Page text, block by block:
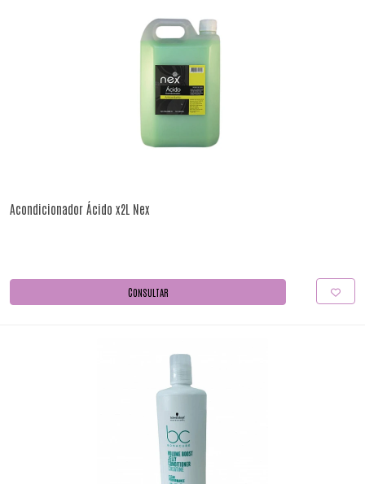
Acondicionador Ácido x2L Nex
CONSULTAR